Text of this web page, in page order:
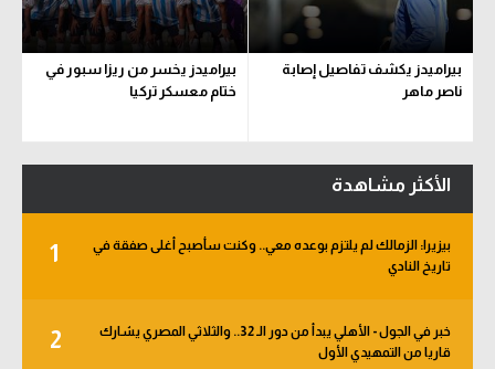
بيراميدز يكشف تفاصيل إصابة
ناصر ماهر
بيراميدز يخسر من ريزا سبور في
ختام معسكر تركيا
الأكثر مشاهدة
1
بيزيرا: الزمالك لم يلتزم بوعده معي.. وكنت سأصبح أغلى صفقة في
تاريخ النادي
2
خبر في الجول - الأهلي يبدأ من دور الـ 32.. والثلاثي المصري يشارك
قاريا من التمهيدي الأول